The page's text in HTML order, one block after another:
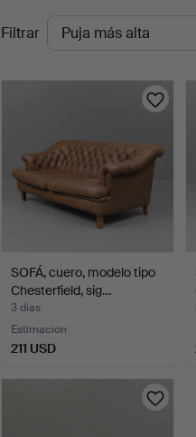
Subastas
en
curso
Filtrar
SOFÁ, cuero, modelo tipo
Chesterfield, sig…
3 días
Estimación
211 USD